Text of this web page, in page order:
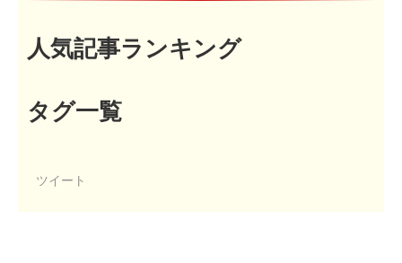
人気記事ランキング
タグ一覧
ツイート